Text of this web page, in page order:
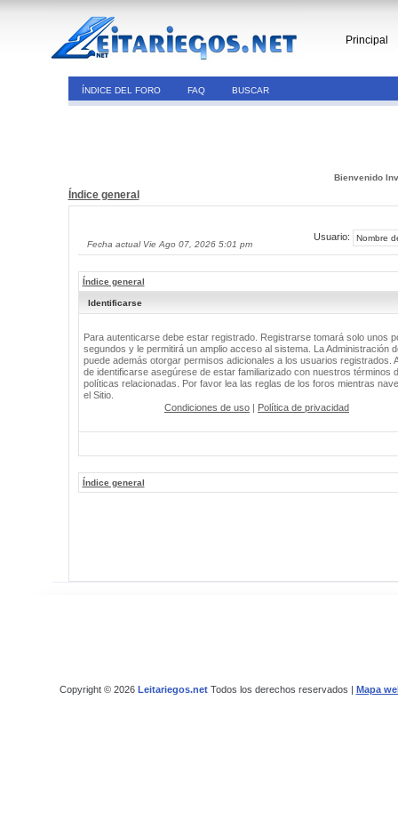
Principal
ÍNDICE DEL FORO FAQ BUSCAR
Bienvenido
Índice general
Fecha actual Vie Ago 07, 2026 5:01 pm
Usuario:
Índice general
Identificarse
Para autenticarse debe estar registrado. Registrarse tomará solo unos
segundos y le permitirá un amplio acceso al sistema. La Administración
puede además otorgar permisos adicionales a los usuarios registrados.
de identificarse asegúrese de estar familiarizado con nuestros términos
políticas relacionadas. Por favor lea las reglas de los foros mientras
el Sitio.
Condiciones de uso | Política de privacidad
Índice general
Copyright © 2026 Leitariegos.netTodos los derechos reservados | Mapa